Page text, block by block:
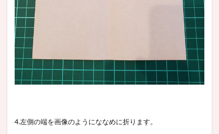
4.左側の端を画像のようにななめに折ります。